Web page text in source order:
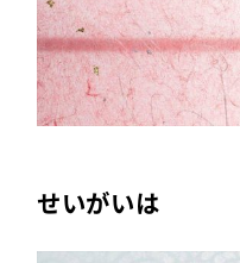
せいがいは